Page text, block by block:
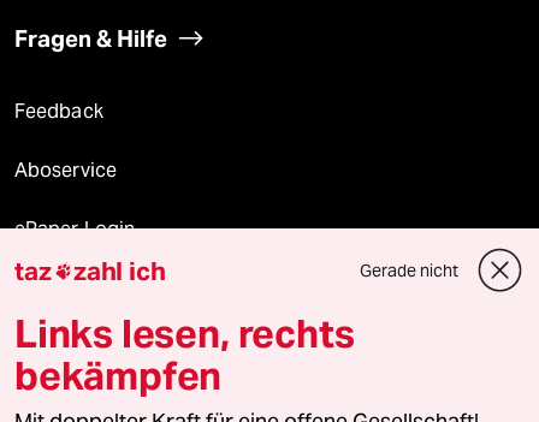
Fragen & Hilfe
Feedback
Aboservice
ePaper Login
Downloads für Abonnierende
© 2026 taz Verlags und Vertriebs GmbH
taz zahl ich Gerade nicht
Links lesen, rechts
bekämpfen